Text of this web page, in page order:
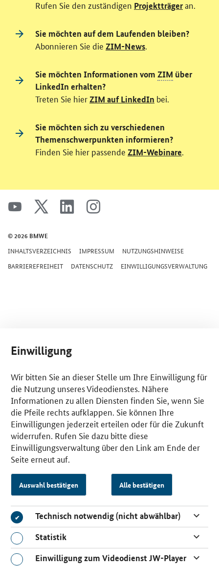
Rufen Sie den zuständigen Projektträgeran.
Sie möchten auf dem Laufenden bleiben?
Abonnieren Sie die ZIM-News.
Sie möchten Informationen vom ZIM über
LinkedIn erhalten?
Treten Sie hierZIM auf LinkedIn bei.
Sie möchten sich zu verschiedenen
Themenschwerpunkten informieren?
Finden Sie hier passende ZIM-Webinare.
SrOnlyServicemenü
youtube linkedin instagram
© 2026 BMWE
INHALTSVERZEICHNIS IMPRESSUM
NUTZUNGSHINWEISE
BARRIEREFREIHEIT
DATENSCHUTZ EINWILLIGUNGSVERWALTUNG
Einwilligung
Wir bitten Sie an dieser Stelle um Ihre Einwilligung für
die Nutzung unseres Videodienstes. Nähere
Informationen zu allen Diensten finden Sie, wenn Sie
die Pfeile rechts aufklappen. Sie können Ihre
Einwilligungen jederzeit erteilen oder für die Zukunft
widerrufen. Rufen Sie dazu bitte diese
Einwilligungsverwaltung über den Link am Ende der
Seite erneut auf.
Auswahl bestätigen Alle bestätigen
Technisch notwendig (nicht abwählbar)
Technisch notwendig (nicht abwählbar)
Statistik
Statistik
Einwilligung zum Videodienst JW-Player
Einwilligung zum Videodienst JW-Player